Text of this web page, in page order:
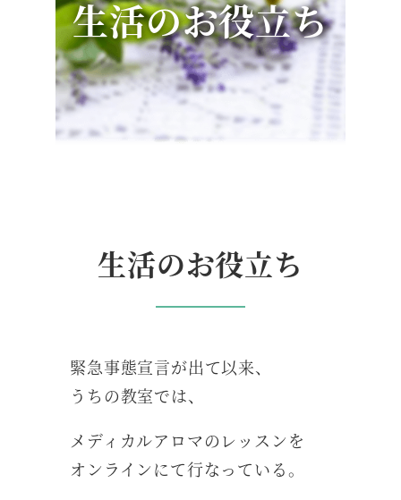
生活のお役立ち
生活のお役立ち
緊急事態宣言が出て以来、
うちの教室では、
メディカルアロマのレッスンを
オンラインにて行なっている。